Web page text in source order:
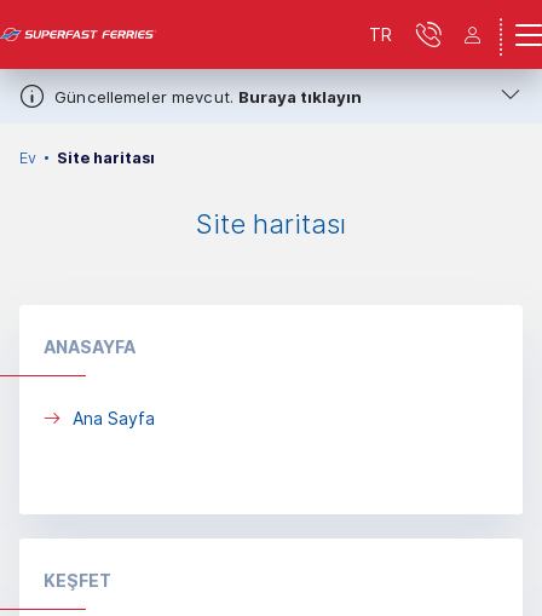
Güncellemeler mevcut. Buraya tıklayın
TR
Ev Site haritası
Site haritası
ANASAYFA
Ana Sayfa
KEŞFET